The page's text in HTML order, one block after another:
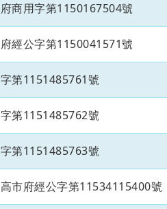
府商用字第1150167504號
府經公字第1150041571號
字第1151485761號
字第1151485762號
字第1151485763號
高市府經公字第11534115400號